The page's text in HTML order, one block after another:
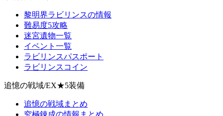
黎明界ラビリンスの情報
難易度5攻略
迷宮遺物一覧
イベント一覧
ラビリンスパスポート
ラビリンスコイン
追憶の戦域/EX★5装備
追憶の戦域まとめ
究極錬成の情報まとめ